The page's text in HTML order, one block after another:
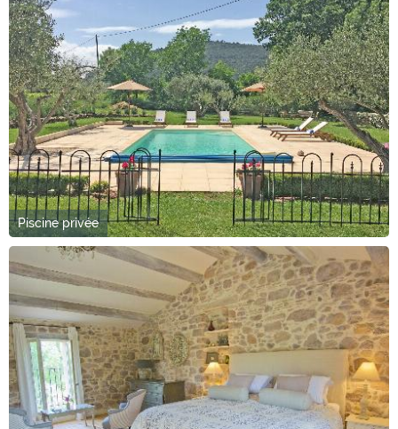
Piscine privée